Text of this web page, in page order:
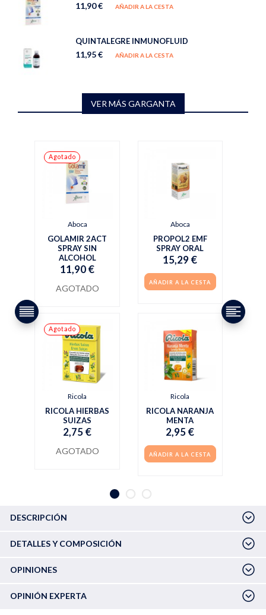
11,90 € AÑADIR A LA CESTA
QUINTALEGRE INMUNOFLUID
11,95 € AÑADIR A LA CESTA
VER MÁS GARGANTA
Agotado
Aboca
GOLAMIR 2ACT
SPRAY SIN
ALCOHOL
11,90 €
AGOTADO
Aboca
PROPOL2 EMF
SPRAY ORAL
15,29 €
AÑADIR A LA CESTA
Agotado
Ricola
RICOLA HIERBAS
SUIZAS
2,75 €
AGOTADO
Ricola
RICOLA NARANJA
MENTA
2,95 €
AÑADIR A LA CESTA
DESCRIPCIÓN
DETALLES Y COMPOSICIÓN
OPINIONES
OPINIÓN EXPERTA